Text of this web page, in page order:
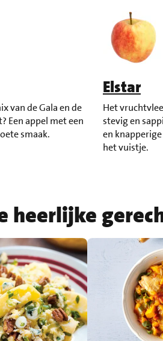
van de Gala en de
Een appel met een
smaak.
Elstar
Het
stevig en
en
het vuistje.
heerlijke